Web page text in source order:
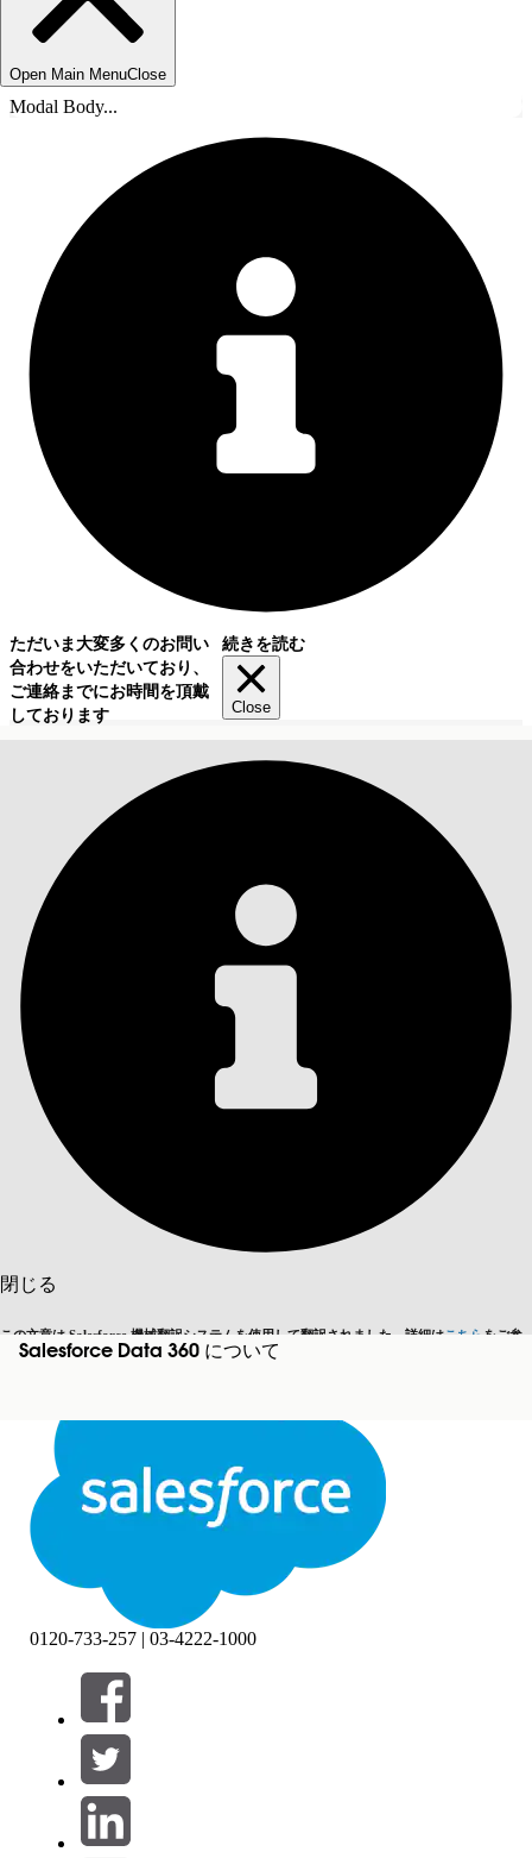
Open Main MenuClose
Modal Body...
ただいま大変多くのお問い
合わせをいただいており、
ご連絡までにお時間を頂戴
しております
続きを読む
Close
閉じる
この文章は Salesforce 機械翻訳システムを使用して翻訳されました。詳細はこちら をご参
照ください。
英語に切り替える 今はしません
閉じる 閉じる
Salesforce Data 360 について
目次
絞り込み条件 (0)
絞り込み条件を選択
製品エリア
0120-733-257 | 03-4222-1000